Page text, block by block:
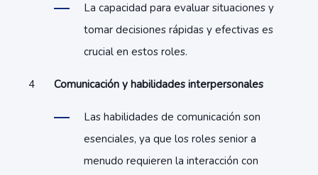
La capacidad para evaluar situaciones y
tomar decisiones rápidas y efectivas es
crucial en estos roles.
Comunicación y habilidades interpersonales
Las habilidades de comunicación son
esenciales, ya que los roles senior a
menudo requieren la interacción con